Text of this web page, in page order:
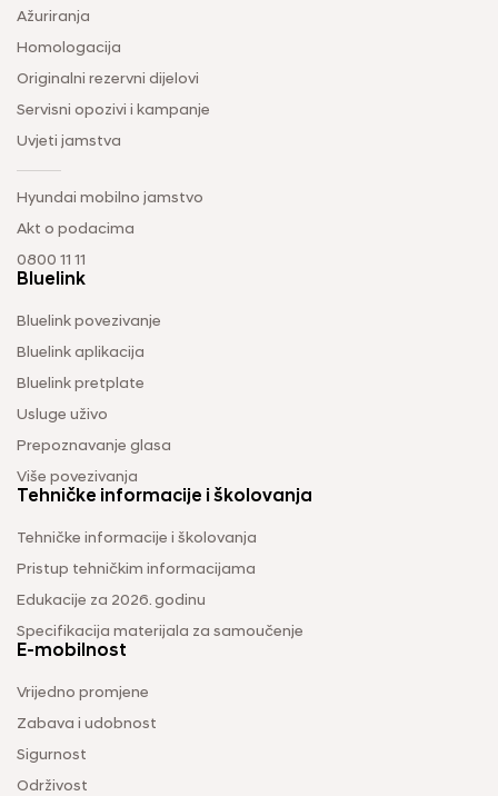
Ažuriranja
Homologacija
Originalni rezervni dijelovi
Servisni opozivi i kampanje
Uvjeti jamstva
Hyundai mobilno jamstvo
Akt o podacima
0800 11 11
Bluelink
Bluelink povezivanje
Bluelink aplikacija
Bluelink pretplate
Usluge uživo
Prepoznavanje glasa
Više povezivanja
Tehničke informacije i školovanja
Tehničke informacije i školovanja
Pristup tehničkim informacijama
Edukacije za 2026. godinu
Specifikacija materijala za samoučenje
E-mobilnost
Vrijedno promjene
Zabava i udobnost
Sigurnost
Održivost